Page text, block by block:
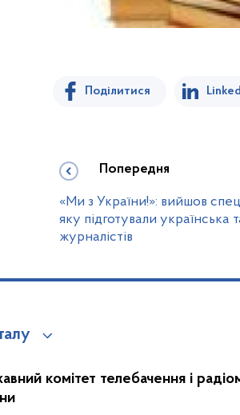
Поділитися
Попередня
«Ми з України!»: вийшов
яку підготували українська
журналістів
комітет телебачення і